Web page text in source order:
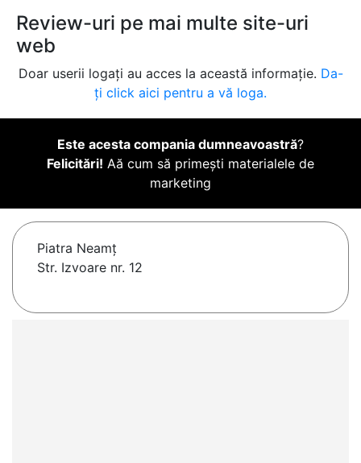
Review-uri pe mai multe site-uri
web
Doar userii logați au acces la această informație. Da-
ți click aici pentru a vă loga.
Este acesta compania dumneavoastră?
Felicitări! Aă cum să primești materialele de
marketing
Piatra Neamţ
Str. Izvoare nr. 12